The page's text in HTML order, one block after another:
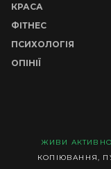
КРАСА
ФІТНЕС
ПСИХОЛОГІЯ
ОПІНІЇ
ЖИВИ АКТИВНО
КОПІЮВАННЯ,